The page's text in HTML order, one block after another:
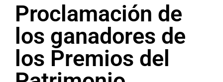
Proclamación de
los ganadores de
los Premios del